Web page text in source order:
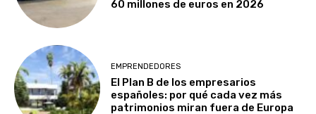
60 millones de euros en 2026
EMPRENDEDORES
El Plan B de los empresarios
españoles: por qué cada vez más
patrimonios miran fuera de Europa